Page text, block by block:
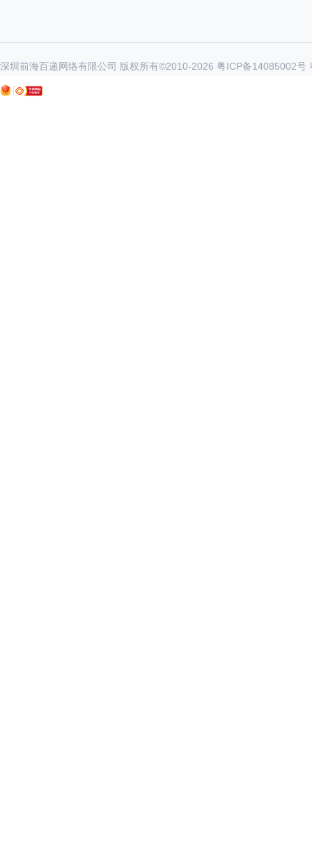
深圳前海百递网络有限公司 版权所有©2010-2026 粤ICP备14085002号